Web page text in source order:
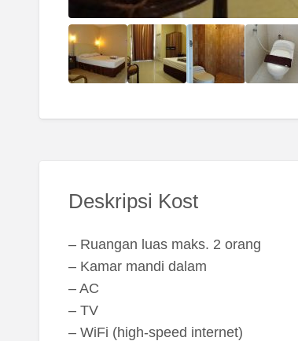
Deskripsi Kost
– Ruangan luas maks. 2 orang
– Kamar mandi dalam
– AC
– TV
– WiFi (high-speed internet)